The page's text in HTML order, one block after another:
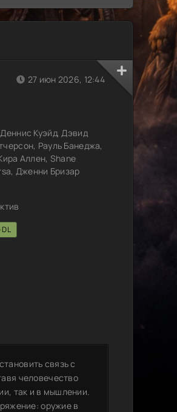
землях.
Часть 2
27 июн 2026, 12:44
Куэйд, Дэвид
Рауль Банеджа,
Аллен, Shane
Дженни Бризар
связь с
человечество
так и в мышлении.
оружие в